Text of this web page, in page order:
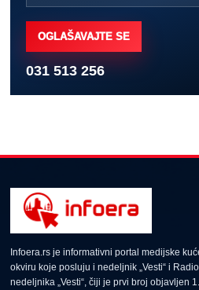
OGLAŠAVAJTE SE
031 513 256
Infoera.rs je informativni portal medijske
okviru koje posluju i nedeljnik „Vesti“ i
nedeljnika „Vesti“, čiji je prvi broj objavljen